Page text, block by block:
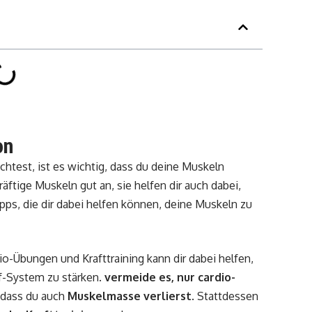
ist es wichtig, dass du deine Muskeln
Muskeln gut an, sie helfen dir auch dabei,
die dir dabei helfen können, deine Muskeln zu
Übungen und Krafttraining kann dir dabei helfen,
System zu stärken.vermeide es, nur cardio-
du auch Muskelmasse verlierst. Stattdessen